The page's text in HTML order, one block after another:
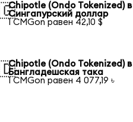
Chipotle (Ondo Tokenized) в
Сингапурский доллар
1 CMGon равен 42,10 $
Chipotle (Ondo Tokenized) в
Бангладешская така
1 CMGon равен 4 077,19 ৳